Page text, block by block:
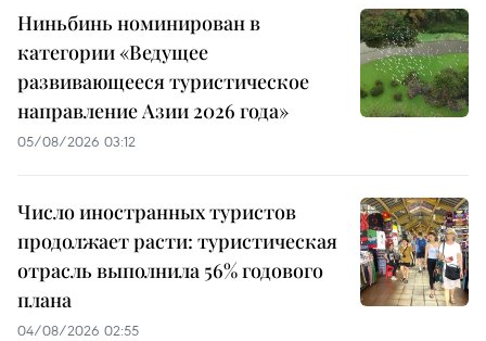
Ниньбинь номинирован в
категории «Ведущее
развивающееся туристическое
направление Азии 2026 года»
05/08/2026 03:12
Число иностранных туристов
продолжает расти: туристическая
отрасль выполнила 56% годового
плана
04/08/2026 02:55